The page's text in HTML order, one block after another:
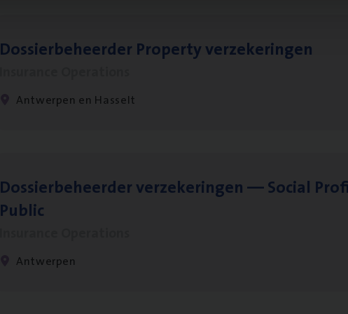
Dos­sier­be­heer­der Pro­per­ty verzekeringen
Antwerpen en Hasselt
Dos­sier­be­heer­der ver­ze­ke­rin­gen — Soci­al
Public
Antwerpen